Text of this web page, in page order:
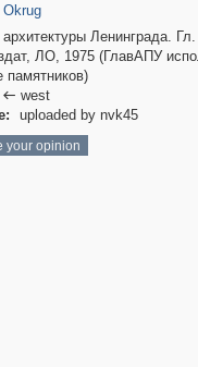
архитектуры Ленинграда.
ЛО, 1975 (ГлавАПУ
памятников)
 west
uploaded by nvk45
your opinion